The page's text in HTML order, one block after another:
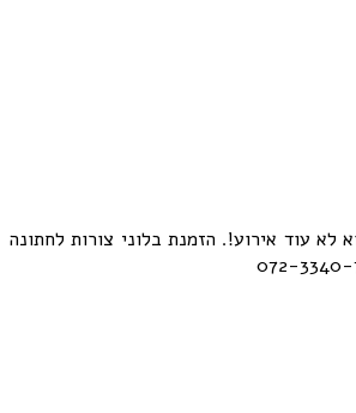
לא עוד אירוע!. הזמנת בלוני צורות לחתונה